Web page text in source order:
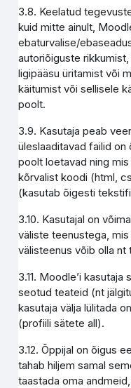
3.8. Keelatud
kuid mitte ainult,
ebaturvalise/
autoriõiguste
ligipääsu üritamist või
käitumist või sellisele
poolt.
3.9. Kasutaja peab
üleslaaditavad failid
poolt loetavad ning
kõrvalist koodi (html,
(kasutab õigesti
3.10. Kasutajal on
väliste teenustega,
välisteenus võib olla
3.11. Moodle’i
seotud teateid (nt
kasutaja välja lülitada
(profiili sätete all).
3.12. Õppijal on õigus
tahab hiljem samal
taastada oma